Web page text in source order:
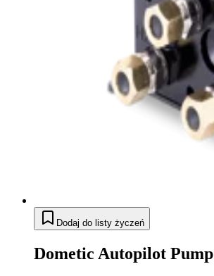
Dodaj do listy życzeń
Dometic Autopilot Pump